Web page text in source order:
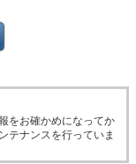
をお確かめになってか
テナンスを行っていま